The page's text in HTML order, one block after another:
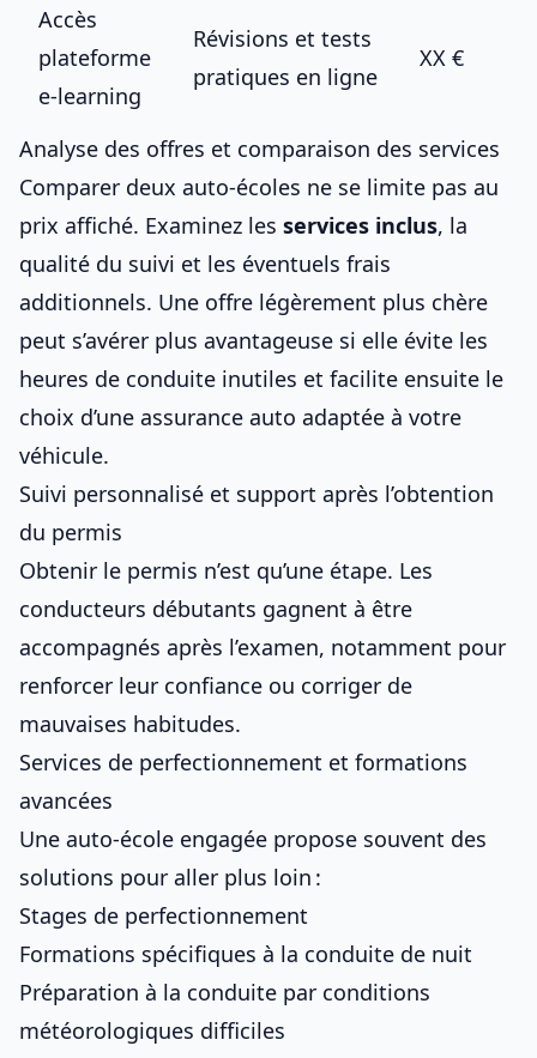
Accès
plateforme
e-learning
Révisions et tests
pratiques en ligne
XX €
Analyse des offres et comparaison des services
Comparer deux auto-écoles ne se limite pas au
prix affiché. Examinez les services inclus, la
qualité du suivi et les éventuels frais
additionnels. Une offre légèrement plus chère
peut s’avérer plus avantageuse si elle évite les
heures de conduite inutiles et facilite ensuite le
choix d’une assurance auto adaptée à votre
véhicule.
Suivi personnalisé et support après l’obtention
du permis
Obtenir le permis n’est qu’une étape. Les
conducteurs débutants gagnent à être
accompagnés après l’examen, notamment pour
renforcer leur confiance ou corriger de
mauvaises habitudes.
Services de perfectionnement et formations
avancées
Une auto-école engagée propose souvent des
solutions pour aller plus loin :
Stages de perfectionnement
Formations spécifiques à la conduite de nuit
Préparation à la conduite par conditions
météorologiques difficiles